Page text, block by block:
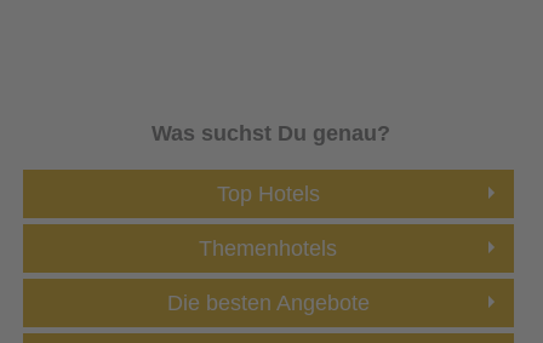
Was suchst Du genau?
Top Hotels
Themenhotels
Die besten Angebote